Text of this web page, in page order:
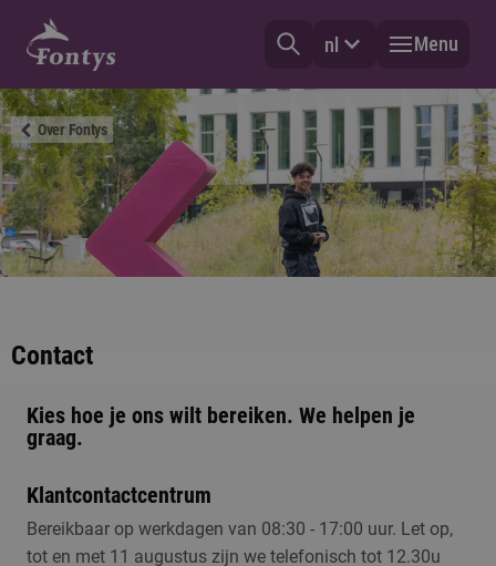
nl Menu
Over Fontys
Contact
Kies hoe je ons wilt bereiken. We helpen je
graag.
Klantcontactcentrum
Bereikbaar op werkdagen van 08:30 - 17:00 uur. Let op,
tot en met 11 augustus zijn we telefonisch tot 12.30u